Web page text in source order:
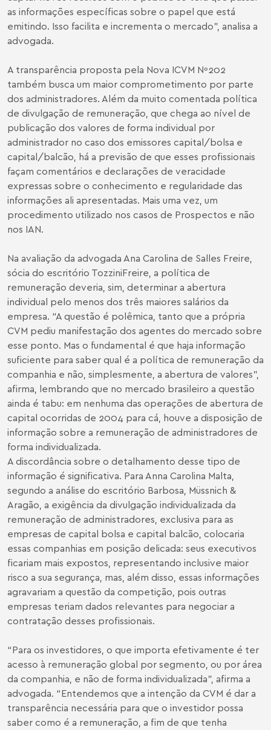
as informações específicas sobre o papel que está
emitindo. Isso facilita e incrementa o mercado”, analisa a
advogada.
A transparência proposta pela Nova ICVM Nº202
também busca um maior comprometimento por parte
dos administradores. Além da muito comentada política
de divulgação de remuneração, que chega ao nível de
publicação dos valores de forma individual por
administrador no caso dos emissores capital/bolsa e
capital/balcão, há a previsão de que esses profissionais
façam comentários e declarações de veracidade
expressas sobre o conhecimento e regularidade das
informações ali apresentadas. Mais uma vez, um
procedimento utilizado nos casos de Prospectos e não
nos IAN.
Na avaliação da advogada Ana Carolina de Salles Freire,
sócia do escritório TozziniFreire, a política de
remuneração deveria, sim, determinar a abertura
individual pelo menos dos três maiores salários da
empresa. “A questão é polêmica, tanto que a própria
CVM pediu manifestação dos agentes do mercado sobre
esse ponto. Mas o fundamental é que haja informação
suficiente para saber qual é a política de remuneração da
companhia e não, simplesmente, a abertura de valores”,
afirma, lembrando que no mercado brasileiro a questão
ainda é tabu: em nenhuma das operações de abertura de
capital ocorridas de 2004 para cá, houve a disposição de
informação sobre a remuneração de administradores de
forma individualizada.
A discordância sobre o detalhamento desse tipo de
informação é significativa. Para Anna Carolina Malta,
segundo a análise do escritório Barbosa, Müssnich &
Aragão, a exigência da divulgação individualizada da
remuneração de administradores, exclusiva para as
empresas de capital bolsa e capital balcão, colocaria
essas companhias em posição delicada: seus executivos
ficariam mais expostos, representando inclusive maior
risco a sua segurança, mas, além disso, essas informações
agravariam a questão da competição, pois outras
empresas teriam dados relevantes para negociar a
contratação desses profissionais.
“Para os investidores, o que importa efetivamente é ter
acesso à remuneração global por segmento, ou por área
da companhia, e não de forma individualizada”, afirma a
advogada. “Entendemos que a intenção da CVM é dar a
transparência necessária para que o investidor possa
saber como é a remuneração, a fim de que tenha